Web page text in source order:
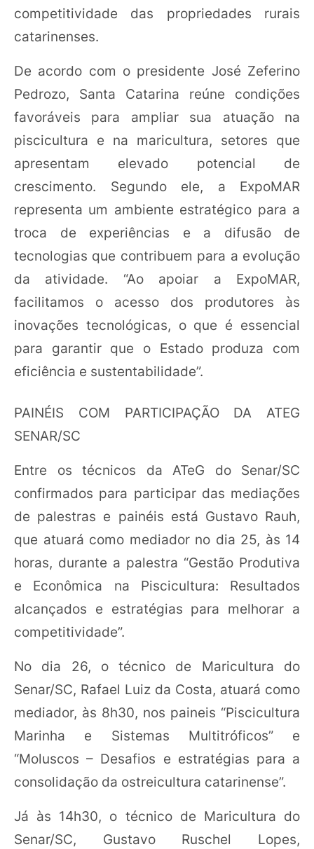
competitividade das propriedades rurais
catarinenses.
De acordo com o presidente José Zeferino
Pedrozo, Santa Catarina reúne condições
favoráveis para ampliar sua atuação na
piscicultura e na maricultura, setores que
apresentam elevado potencial de
crescimento. Segundo ele, a ExpoMAR
representa um ambiente estratégico para a
troca de experiências e a difusão de
tecnologias que contribuem para a evolução
da atividade. “Ao apoiar a ExpoMAR,
facilitamos o acesso dos produtores às
inovações tecnológicas, o que é essencial
para garantir que o Estado produza com
eficiência e sustentabilidade”.
PAINÉIS COM PARTICIPAÇÃO DA ATEG
SENAR/SC
Entre os técnicos da ATeG do Senar/SC
confirmados para participar das mediações
de palestras e painéis está Gustavo Rauh,
que atuará como mediador no dia 25, às 14
horas, durante a palestra “Gestão Produtiva
e Econômica na Piscicultura: Resultados
alcançados e estratégias para melhorar a
competitividade”.
No dia 26, o técnico de Maricultura do
Senar/SC, Rafael Luiz da Costa, atuará como
mediador, às 8h30, nos paineis “Piscicultura
Marinha e Sistemas Multitróficos” e
“Moluscos – Desafios e estratégias para a
consolidação da ostreicultura catarinense”.
Já às 14h30, o técnico de Maricultura do
Senar/SC, Gustavo Ruschel Lopes,